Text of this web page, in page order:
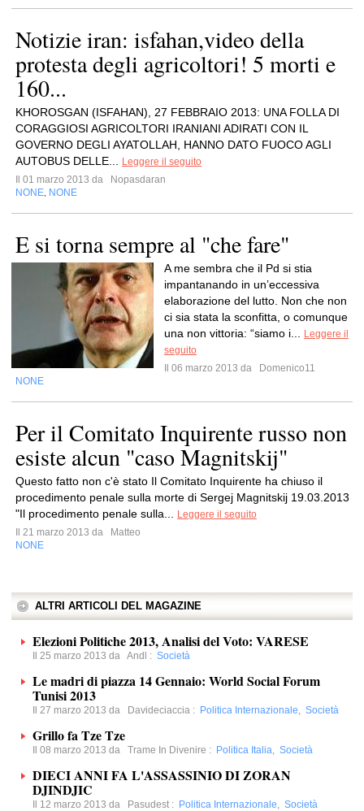
Notizie iran: isfahan,video della
protesta degli agricoltori! 5 morti e
160...
KHOROSGAN (ISFAHAN), 27 FEBBRAIO 2013: UNA FOLLA DI
CORAGGIOSI AGRICOLTORI IRANIANI ADIRATI CON IL
GOVERNO DEGLI AYATOLLAH, HANNO DATO FUOCO AGLI
AUTOBUS DELLE...
Leggere il seguito
Il 01 marzo 2013 da
Nopasdaran
NONE NONE
E si torna sempre al "che fare"
A me sembra che il Pd si stia
impantanando in un’eccessiva
elaborazione del lutto. Non che non
ci sia stata la sconfitta, o comunque
una non vittoria: “siamo i...
Leggere il
seguito
Il 06 marzo 2013 da
Domenico11
NONE
Per il Comitato Inquirente russo non
esiste alcun "caso Magnitskij"
Questo fatto non c'è stato Il Comitato Inquirente ha chiuso il
procedimento penale sulla morte di Sergej Magnitskij 19.03.2013
"Il procedimento penale sulla...
Leggere il seguito
Il 21 marzo 2013 da
Matteo
NONE
ALTRI ARTICOLI DEL MAGAZINE
Elezioni Politiche 2013, Analisi del Voto: VARESE
Il 25 marzo 2013 da Andl : Società
Le madri di piazza 14 Gennaio: World Social Forum
Tunisi 2013
Il 27 marzo 2013 da Davideciaccia : Politica Internazionale, Società
Grillo fa Tze Tze
Il 08 marzo 2013 da Trame In Divenire : Politica Italia, Società
DIECI ANNI FA L'ASSASSINIO DI ZORAN
DJINDJIC
Il 12 marzo 2013 da Pasudest : Politica Internazionale, Società